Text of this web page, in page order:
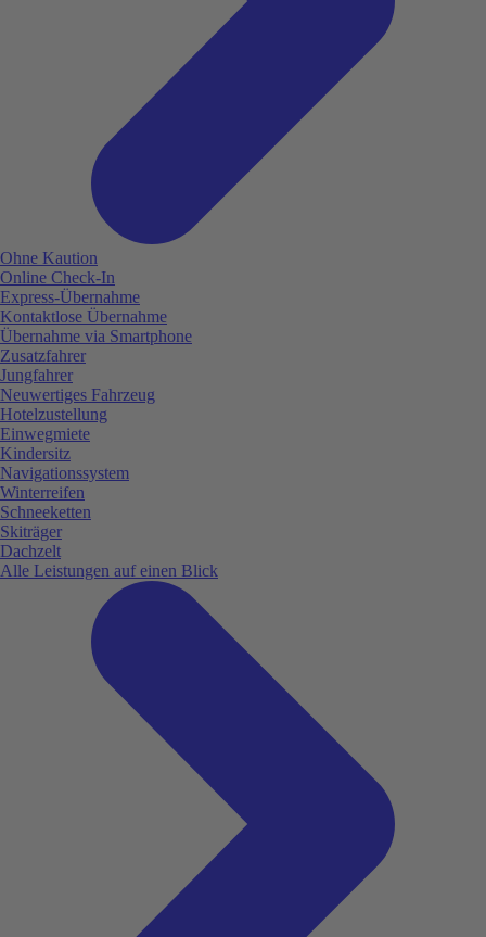
Ohne Kaution
Online Check-In
Express-Übernahme
Kontaktlose Übernahme
Übernahme via Smartphone
Zusatzfahrer
Jungfahrer
Neuwertiges Fahrzeug
Hotelzustellung
Einwegmiete
Kindersitz
Navigationssystem
Winterreifen
Schneeketten
Skiträger
Dachzelt
Alle Leistungen auf einen Blick